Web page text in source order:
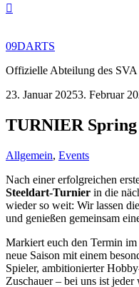
09DARTS
Offizielle Abteilung des SVA
23. Januar 20253. Februar
TURNIER
Allgemein, Events
Nach einer erfolgreichen
Steeldart-Turnier in die
wieder so weit: Wir lassen
und genießen gemeinsam
Markiert euch den Termin
neue Saison mit einem
Spieler, ambitionierter
Zuschauer – bei uns ist